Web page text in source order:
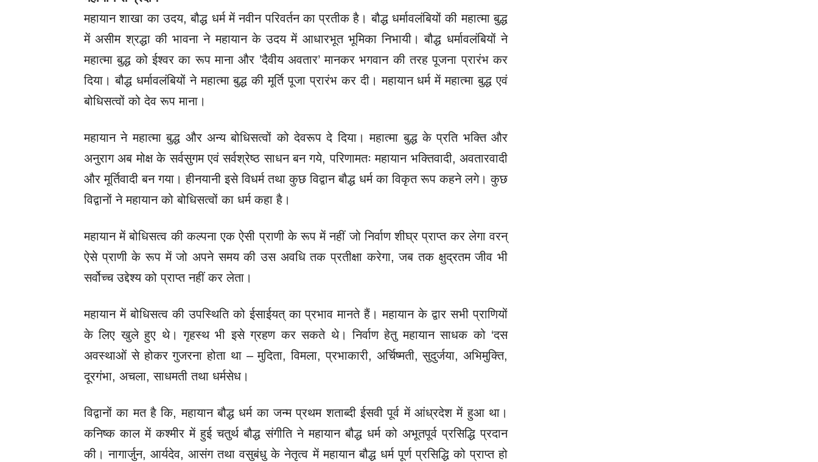
महायान शाखा का उदय, बौद्ध धर्म में नवीन परिवर्तन का प्रतीक है। बौद्ध धर्मावलंबियों की महात्मा बुद्ध
में असीम श्रद्धा की भावना ने महायान के उदय में आधारभूत भूमिका निभायी। बौद्ध धर्मावलंबियों ने
महात्मा बुद्ध को ईश्वर का रूप माना और ’दैवीय अवतार’ मानकर भगवान की तरह पूजना प्रारंभ कर
दिया। बौद्ध धर्मावलंबियों ने महात्मा बुद्ध की मूर्ति पूजा प्रारंभ कर दी। महायान धर्म में महात्मा बुद्ध एवं
बोधिसत्वों को देव रूप माना।
महायान ने महात्मा बुद्ध और अन्य बोधिसत्वों को देवरूप दे दिया। महात्मा बुद्ध के प्रति भक्ति और
अनुराग अब मोक्ष के सर्वसुगम एवं सर्वश्रेष्ठ साधन बन गये, परिणामतः महायान भक्तिवादी, अवतारवादी
और मूर्तिवादी बन गया। हीनयानी इसे विधर्म तथा कुछ विद्वान बौद्ध धर्म का विकृत रूप कहने लगे। कुछ
विद्वानों ने महायान को बोधिसत्वों का धर्म कहा है।
महायान में बोधिसत्व की कल्पना एक ऐसी प्राणी के रूप में नहीं जो निर्वाण शीघ्र प्राप्त कर लेगा वरन्
ऐसे प्राणी के रूप में जो अपने समय की उस अवधि तक प्रतीक्षा करेगा, जब तक क्षुद्रतम जीव भी
सर्वोच्च उद्देश्य को प्राप्त नहीं कर लेता।
महायान में बोधिसत्व की उपस्थिति को ईसाईयत् का प्रभाव मानते हैं। महायान के द्वार सभी प्राणियों
के लिए खुले हुए थे। गृहस्थ भी इसे ग्रहण कर सकते थे। निर्वाण हेतु महायान साधक को ‘दस
अवस्थाओं से होकर गुजरना होता था – मुदिता, विमला, प्रभाकारी, अर्चिष्मती, सुदुर्जया, अभिमुक्ति,
दूरगंभा, अचला, साधमती तथा धर्मसेध।
विद्वानों का मत है कि, महायान बौद्ध धर्म का जन्म प्रथम शताब्दी ईसवी पूर्व में आंध्रदेश में हुआ था।
कनिष्क काल में कश्मीर में हुई चतुर्थ बौद्ध संगीति ने महायान बौद्ध धर्म को अभूतपूर्व प्रसिद्धि प्रदान
की। नागार्जुन, आर्यदेव, आसंग तथा वसुबंधु के नेतृत्व में महायान बौद्ध धर्म पूर्ण प्रसिद्धि को प्राप्त हो